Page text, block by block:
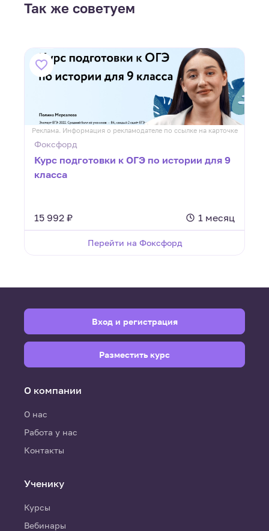
Так же советуем
Реклама. Информация о рекламодателе по ссылке на карточке
Фоксфорд
Курс подготовки к ОГЭ по истории для 9
класса
15 992 ₽ 1 месяц
Перейти на Фоксфорд
О компании
О нас
Работа у нас
Контакты
Ученику
Курсы
Вебинары
Вход и регистрация
Разместить курс